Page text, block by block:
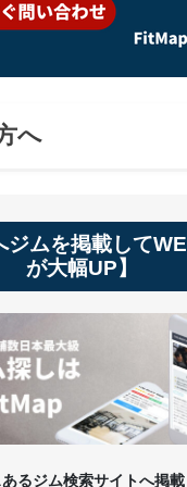
へ
ジムを掲載して
が大幅UP】
あるジム検索サイトへ掲